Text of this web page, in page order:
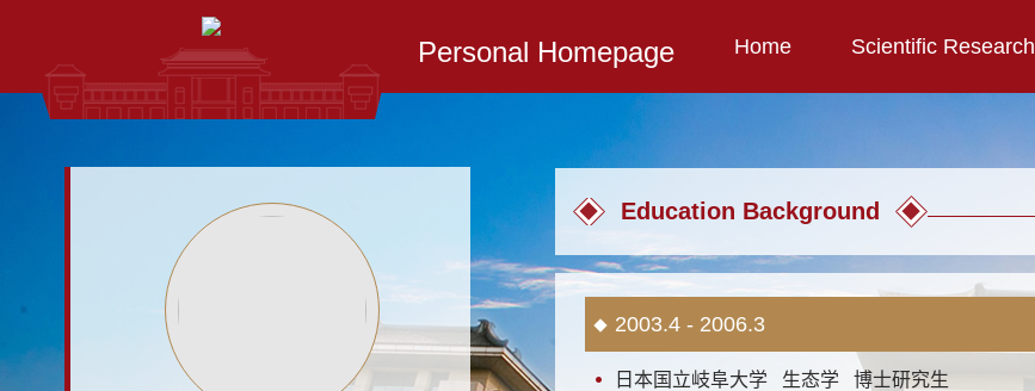
Personal Homepage Home Scientific Research
Education Background
2003.4 - 2006.3
日本国立岐阜大学 生态学 博士研究生